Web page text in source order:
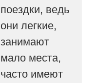
поездки, ведь
они легкие,
занимают
мало места,
часто имеют